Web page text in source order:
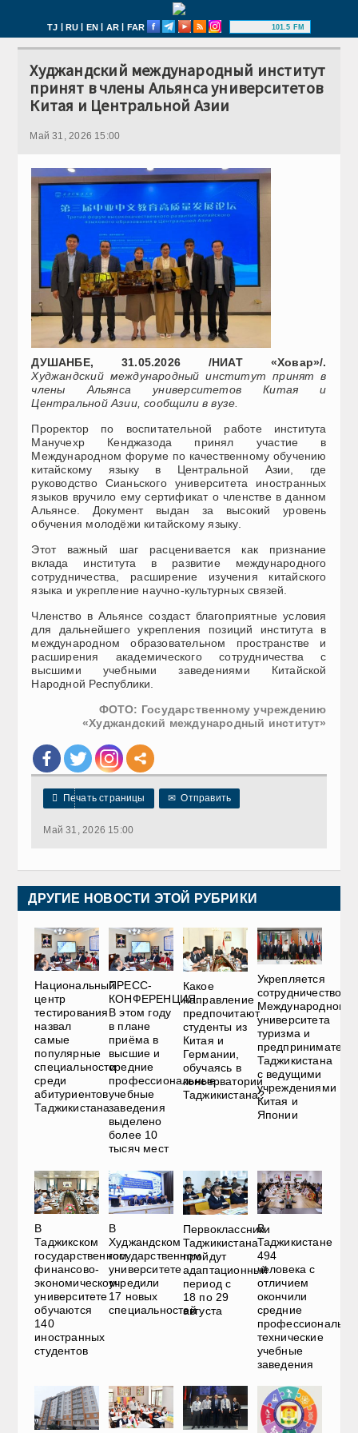
TJ | RU | EN | AR | FAR 101.5 FM
Худжандский международный институт
принят в члены Альянса университетов
Китая и Центральной Азии
Май 31, 2026 15:00
ДУШАНБЕ, 31.05.2026 /НИАТ «Ховар»/.
Худжандский международный институт принят в
члены Альянса университетов Китая и
Центральной Азии, сообщили в вузе.
Проректор по воспитательной работе института
Манучехр Кенджазода принял участие в
Международном форуме по качественному обучению
китайскому языку в Центральной Азии, где
руководство Сианьского университета иностранных
языков вручило ему сертификат о членстве в данном
Альянсе. Документ выдан за высокий уровень
обучения молодёжи китайскому языку.
Этот важный шаг расценивается как признание
вклада института в развитие международного
сотрудничества, расширение изучения китайского
языка и укрепление научно-культурных связей.
Членство в Альянсе создаст благоприятные условия
для дальнейшего укрепления позиций института в
международном образовательном пространстве и
расширения академического сотрудничества с
высшими учебными заведениями Китайской
Народной Республики.
ФОТО: Государственному учреждению
«Худжандский международный институт»
 Печать страницы ✉ Отправить
Май 31, 2026 15:00
ДРУГИЕ НОВОСТИ ЭТОЙ РУБРИКИ
Национальный
центр
тестирования
назвал
самые
популярные
специальности
среди
абитуриентов
Таджикистана
ПРЕСС-
КОНФЕРЕНЦИЯ.
В этом году
в плане
приёма в
высшие и
средние
профессиональные
учебные
заведения
выделено
более 10
тысяч мест
Какое
направление
предпочитают
студенты из
Китая и
Германии,
обучаясь в
консерватории
Таджикистана?
Укрепляется
сотрудничество
Международного
университета
туризма и
Таджикистана
с ведущими
учреждениями
Китая и
Японии
В
Таджикском
государственном
финансово-
экономическом
университете
обучаются
140
иностранных
студентов
В
Худжандском
государственном
университете
учредили
17 новых
специальностей
Первоклассники
Таджикистана
пройдут
адаптационный
период с
18 по 29
августа
В
Таджикистане
494
человека с
отличием
окончили
средние
технические
учебные
заведения